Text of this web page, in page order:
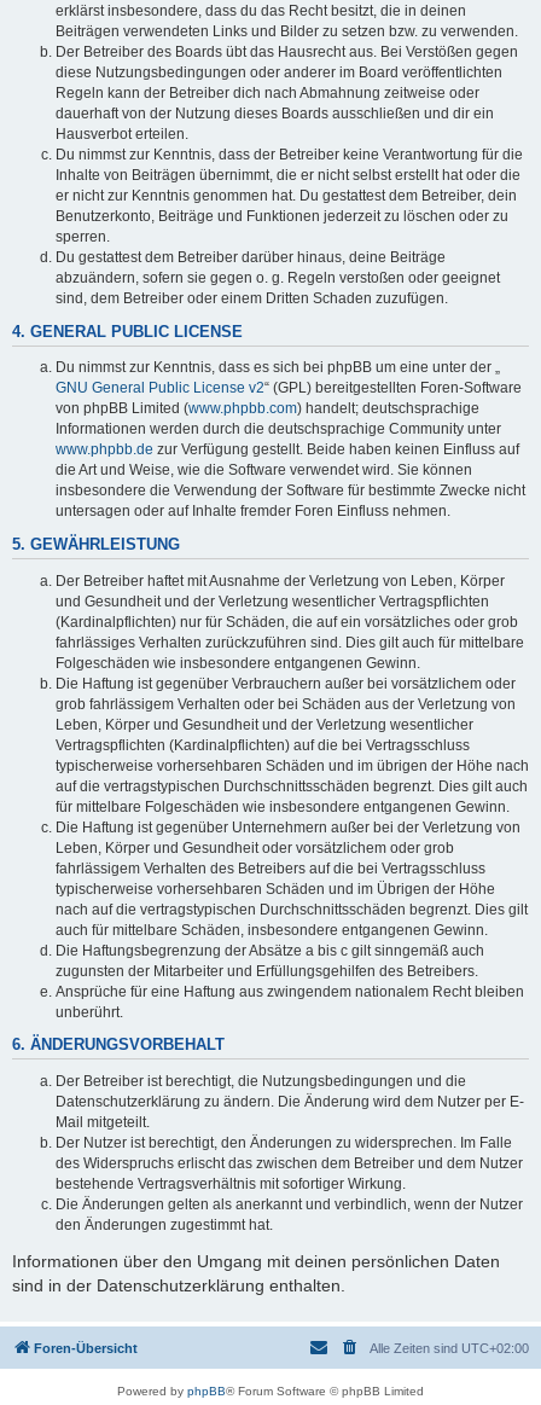
erklärst insbesondere, dass du das Recht besitzt, die in deinen
Beiträgen verwendeten Links und Bilder zu setzen bzw. zu verwenden.
Der Betreiber des Boards übt das Hausrecht aus. Bei Verstößen gegen
diese Nutzungsbedingungen oder anderer im Board veröffentlichten
Regeln kann der Betreiber dich nach Abmahnung zeitweise oder
dauerhaft von der Nutzung dieses Boards ausschließen und dir ein
Hausverbot erteilen.
Du nimmst zur Kenntnis, dass der Betreiber keine Verantwortung für die
Inhalte von Beiträgen übernimmt, die er nicht selbst erstellt hat oder die
er nicht zur Kenntnis genommen hat. Du gestattest dem Betreiber, dein
Benutzerkonto, Beiträge und Funktionen jederzeit zu löschen oder zu
sperren.
Du gestattest dem Betreiber darüber hinaus, deine Beiträge
abzuändern, sofern sie gegen o. g. Regeln verstoßen oder geeignet
sind, dem Betreiber oder einem Dritten Schaden zuzufügen.
4. GENERAL PUBLIC LICENSE
Du nimmst zur Kenntnis, dass es sich bei phpBB um eine unter der „
GNU General Public License v2“ (GPL) bereitgestellten Foren-Software
von phpBB Limited (www.phpbb.com) handelt; deutschsprachige
Informationen werden durch die deutschsprachige Community unter
www.phpbb.de zur Verfügung gestellt. Beide haben keinen Einfluss auf
die Art und Weise, wie die Software verwendet wird. Sie können
insbesondere die Verwendung der Software für bestimmte Zwecke nicht
untersagen oder auf Inhalte fremder Foren Einfluss nehmen.
5. GEWÄHRLEISTUNG
Der Betreiber haftet mit Ausnahme der Verletzung von Leben, Körper
und Gesundheit und der Verletzung wesentlicher Vertragspflichten
(Kardinalpflichten) nur für Schäden, die auf ein vorsätzliches oder grob
fahrlässiges Verhalten zurückzuführen sind. Dies gilt auch für mittelbare
Folgeschäden wie insbesondere entgangenen Gewinn.
Die Haftung ist gegenüber Verbrauchern außer bei vorsätzlichem oder
grob fahrlässigem Verhalten oder bei Schäden aus der Verletzung von
Leben, Körper und Gesundheit und der Verletzung wesentlicher
Vertragspflichten (Kardinalpflichten) auf die bei Vertragsschluss
typischerweise vorhersehbaren Schäden und im übrigen der Höhe nach
auf die vertragstypischen Durchschnittsschäden begrenzt. Dies gilt auch
für mittelbare Folgeschäden wie insbesondere entgangenen Gewinn.
Die Haftung ist gegenüber Unternehmern außer bei der Verletzung von
Leben, Körper und Gesundheit oder vorsätzlichem oder grob
fahrlässigem Verhalten des Betreibers auf die bei Vertragsschluss
typischerweise vorhersehbaren Schäden und im Übrigen der Höhe
nach auf die vertragstypischen Durchschnittsschäden begrenzt. Dies gilt
auch für mittelbare Schäden, insbesondere entgangenen Gewinn.
Die Haftungsbegrenzung der Absätze a bis c gilt sinngemäß auch
zugunsten der Mitarbeiter und Erfüllungsgehilfen des Betreibers.
Ansprüche für eine Haftung aus zwingendem nationalem Recht bleiben
unberührt.
6. ÄNDERUNGSVORBEHALT
Der Betreiber ist berechtigt, die Nutzungsbedingungen und die
Datenschutzerklärung zu ändern. Die Änderung wird dem Nutzer per E-
Mail mitgeteilt.
Der Nutzer ist berechtigt, den Änderungen zu widersprechen. Im Falle
des Widerspruchs erlischt das zwischen dem Betreiber und dem Nutzer
bestehende Vertragsverhältnis mit sofortiger Wirkung.
Die Änderungen gelten als anerkannt und verbindlich, wenn der Nutzer
den Änderungen zugestimmt hat.
Informationen über den Umgang mit deinen persönlichen Daten
sind in der Datenschutzerklärung enthalten.
Foren-Übersicht Alle Zeiten sind UTC+02:00
Powered by phpBB® Forum Software © phpBB Limited